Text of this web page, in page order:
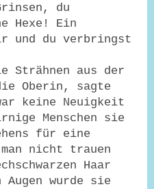
du
Hexe! Ein
und du verbringst
Strähnen aus der
Oberin, sagte
keine Neuigkeit
Menschen sie
für eine
nicht trauen
Haar
Augen wurde sie